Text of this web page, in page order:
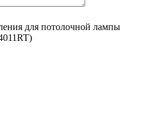
для потолочной лампы